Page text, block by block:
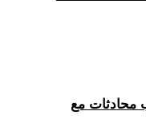
محادثات مع